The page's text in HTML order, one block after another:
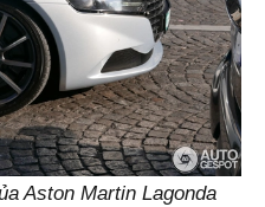
Aston Martin Lagonda